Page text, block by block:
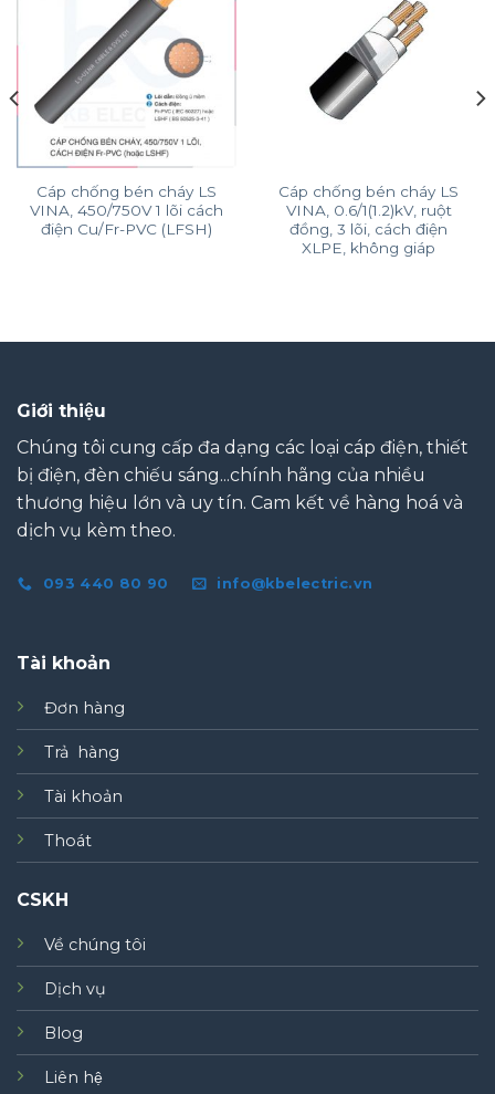
Cáp chống bén cháy LS
VINA, 450/750V 1 lõi cách
điện Cu/Fr-PVC (LFSH)
Cáp chống bén cháy LS
VINA, 0.6/1(1.2)kV, ruột
đồng, 3 lõi, cách điện
XLPE, không giáp
Giới thiệu
Chúng tôi cung cấp đa dạng các loại cáp điện, thiết
bị điện, đèn chiếu sáng...chính hãng của nhiều
thương hiệu lớn và uy tín. Cam kết về hàng hoá và
dịch vụ kèm theo.
093 440 80 90 info@kbelectric.vn
Tài khoản
Đơn hàng
Trả hàng
Tài khoản
Thoát
CSKH
Về chúng tôi
Dịch vụ
Blog
Liên hệ